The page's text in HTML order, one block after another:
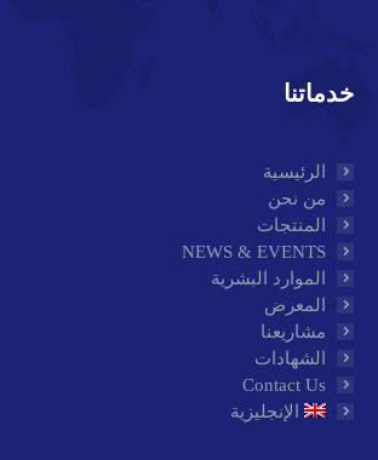
خدماتنا
الرئيسية
من نحن
المنتجات
NEWS & EVENTS
الموارد البشرية
المعرض
مشاريعنا
الشهادات
Contact Us
الإنجليزية